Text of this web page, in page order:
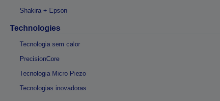
Shakira + Epson
Technologies
Tecnologia sem calor
PrecisionCore
Tecnologia Micro Piezo
Tecnologias inovadoras